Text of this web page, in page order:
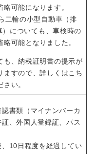
可能になります。
二輪の小型自動車（排
についても、車検時の
可能となりました。
も、納税証明書の提示が
ますので、詳しくはこち
さい。​
書類（マイナンバーカ
、外国人登録証、パス
10日程度を経過してい